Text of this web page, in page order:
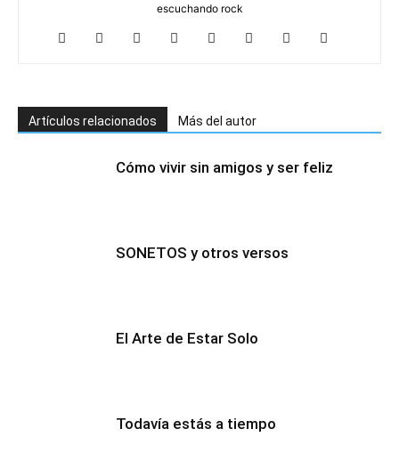
escuchando rock
Artículos relacionados Más del autor
Cómo vivir sin amigos y ser feliz
SONETOS y otros versos
El Arte de Estar Solo
Todavía estás a tiempo